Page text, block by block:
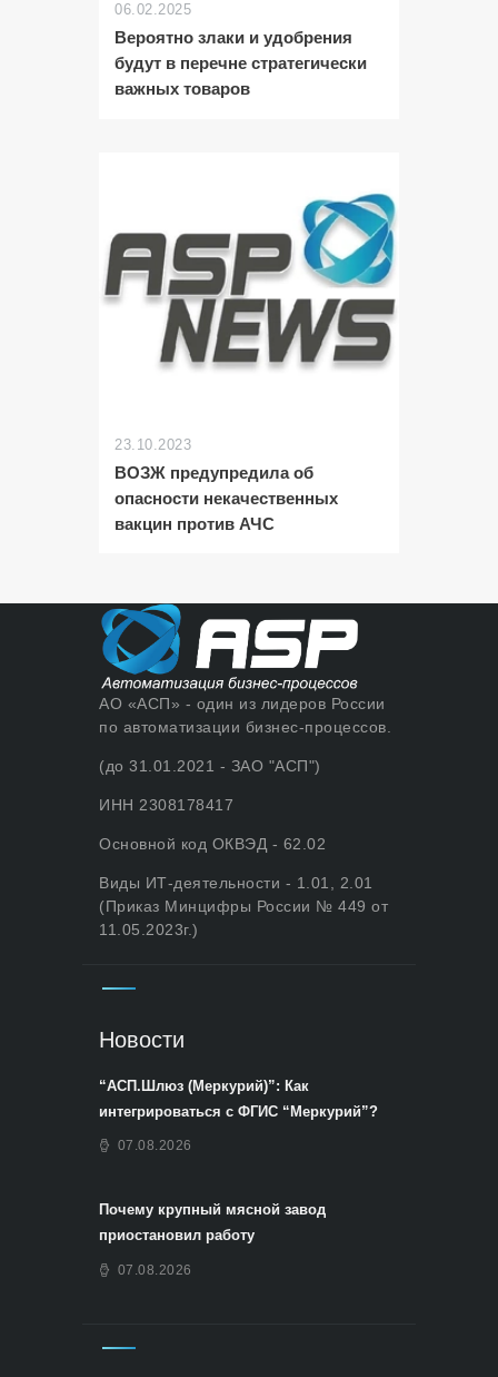
06.02.2025
Вероятно злаки и удобрения
будут в перечне стратегически
важных товаров
23.10.2023
ВОЗЖ предупредила об
опасности некачественных
вакцин против АЧС
АО «АСП» - один из лидеров России
по автоматизации бизнес-процессов.
(до 31.01.2021 - ЗАО "АСП")
ИНН 2308178417
Основной код ОКВЭД - 62.02
Виды ИТ-деятельности - 1.01, 2.01
(Приказ Минцифры России № 449 от
11.05.2023г.)
Новости
“АСП.Шлюз (Меркурий)”: Как
интегрироваться с ФГИС “Меркурий”?
07.08.2026
Почему крупный мясной завод
приостановил работу
07.08.2026